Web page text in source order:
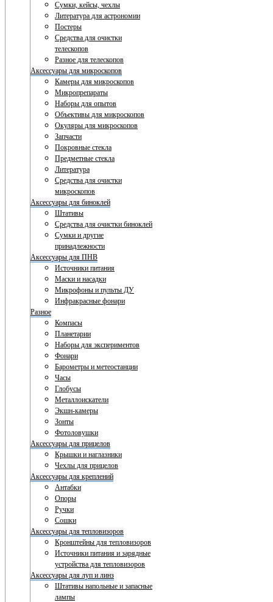
Сумки, кейсы, чехлы
Литература для астрономии
Постеры
Средства для очистки
телескопов
Разное для телескопов
Аксессуары для микроскопов
Камеры для микроскопов
Микропрепараты
Наборы для опытов
Объективы для микроскопов
Окуляры для микроскопов
Запчасти
Покровные стекла
Предметные стекла
Литература
Средства для очистки
микроскопов
Аксессуары для биноклей
Штативы
Средства для очистки биноклей
Сумки и другие
принадлежности
Аксессуары для ПНВ
Источники питания
Маски и насадки
Микрофоны и пульты ДУ
Инфракрасные фонари
Разное
Компасы
Планетарии
Наборы для экспериментов
Фонари
Барометры и метеостанции
Часы
Глобусы
Металлоискатели
Экшн-камеры
Зонты
Фотоловушки
Аксессуары для прицелов
Крышки и наглазники
Чехлы для прицелов
Аксессуары для креплений
Антабки
Опоры
Ручки
Сошки
Аксессуары для тепловизоров
Кронштейны для тепловизоров
Источники питания и зарядные
устройства для тепловизоров
Аксессуары для луп и линз
Штативы напольные и запасные
лампы